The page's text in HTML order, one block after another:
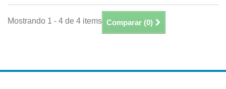
Comparar (0)
Mostrando 1 - 4 de 4 items